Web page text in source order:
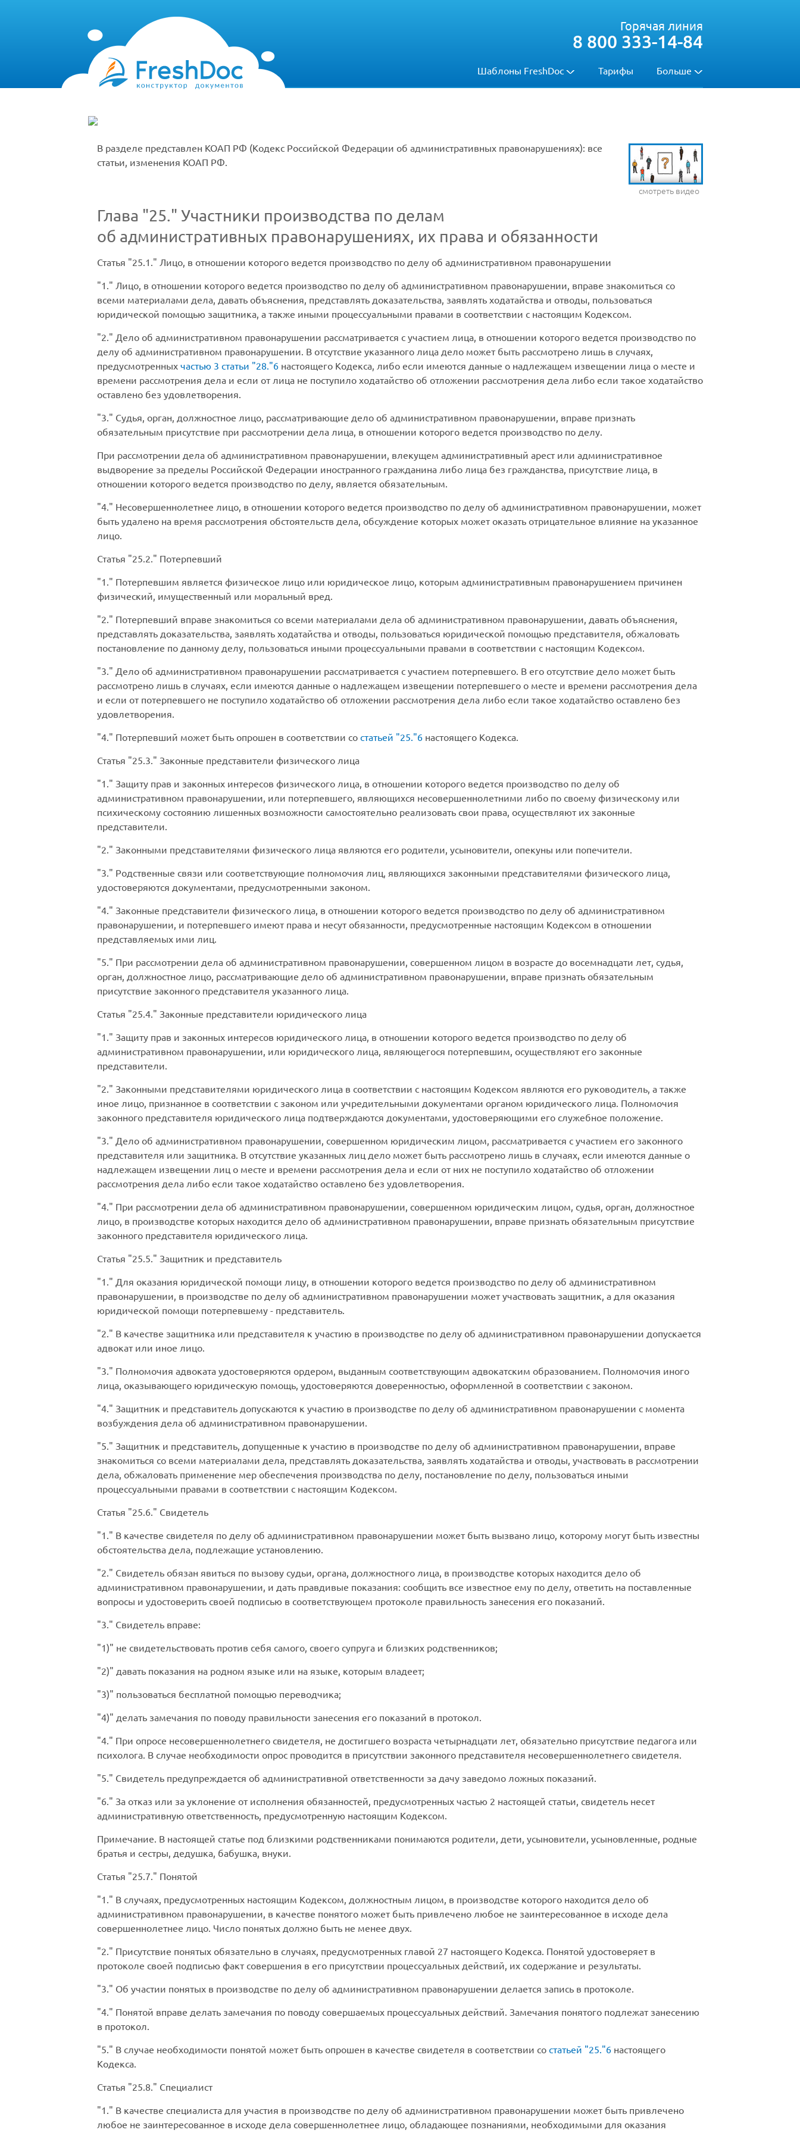
Шаблоны FreshDoc Тарифы Больше
Горячая линия
8 800 333-14-84
смотреть видео
В разделе представлен КОАП РФ (Кодекс Российской Федерации об административных правонарушениях): все
статьи, изменения КОАП РФ.
Глава 25. Участники производства по делам
об административных правонарушениях, их права и обязанности
Статья 25.1.
Лицо, в отношении которого ведется производство по делу об административном правонарушении
1.
Лицо, в отношении которого ведется производство по делу об административном правонарушении, вправе знакомиться со
всеми материалами дела, давать объяснения, представлять доказательства, заявлять ходатайства и отводы, пользоваться
юридической помощью защитника, а также иными процессуальными правами в соответствии с настоящим Кодексом.
2.
Дело об административном правонарушении рассматривается с участием лица, в отношении которого ведется производство по
делу об административном правонарушении. В отсутствие указанного лица дело может быть рассмотрено лишь в случаях,
предусмотренных частью 3 статьи 28. 6 настоящего Кодекса, либо если имеются данные о надлежащем извещении лица о месте и
времени рассмотрения дела и если от лица не поступило ходатайство об отложении рассмотрения дела либо если такое ходатайство
оставлено без удовлетворения.
3.
Судья, орган, должностное лицо, рассматривающие дело об административном правонарушении, вправе признать
обязательным присутствие при рассмотрении дела лица, в отношении которого ведется производство по делу.
При рассмотрении дела об административном правонарушении, влекущем административный арест или административное
выдворение за пределы Российской Федерации иностранного гражданина либо лица без гражданства, присутствие лица, в
отношении которого ведется производство по делу, является обязательным.
4.
Несовершеннолетнее лицо, в отношении которого ведется производство по делу об административном правонарушении, может
быть удалено на время рассмотрения обстоятельств дела, обсуждение которых может оказать отрицательное влияние на указанное
лицо.
Статья
25.2.
Потерпевший
1.
Потерпевшим является физическое лицо или юридическое лицо, которым административным правонарушением причинен
физический, имущественный или моральный вред.
2.
Потерпевший вправе знакомиться со всеми материалами дела об административном правонарушении, давать объяснения,
представлять доказательства, заявлять ходатайства и отводы, пользоваться юридической помощью представителя, обжаловать
постановление по данному делу, пользоваться иными процессуальными правами в соответствии с настоящим Кодексом.
3.
Дело об административном правонарушении рассматривается с участием потерпевшего. В его отсутствие дело может быть
рассмотрено лишь в случаях, если имеются данные о надлежащем извещении потерпевшего о месте и времени рассмотрения дела
и если от потерпевшего не поступило ходатайство об отложении рассмотрения дела либо если такое ходатайство оставлено без
удовлетворения.
4.
Потерпевший может быть опрошен в соответствии со статьей 25. 6 настоящего Кодекса.
Статья
25.3. Законные представители физического лица
1. Защиту прав и законных интересов физического лица, в отношении которого ведется производство по делу об
административном правонарушении, или потерпевшего, являющихся несовершеннолетними либо по своему физическому или
психическому состоянию лишенных возможности самостоятельно реализовать свои права, осуществляют их законные
представители.
2. Законными представителями физического лица являются его родители, усыновители, опекуны или попечители.
3.
Родственные связи или соответствующие полномочия лиц, являющихся законными представителями физического лица,
удостоверяются документами, предусмотренными законом.
4. Законные представители физического лица, в отношении которого ведется производство по делу об административном
правонарушении, и потерпевшего имеют права и несут обязанности, предусмотренные настоящим Кодексом в отношении
представляемых ими лиц.
5.
При рассмотрении дела об административном правонарушении, совершенном лицом в возрасте до восемнадцати лет, судья,
орган, должностное лицо, рассматривающие дело об административном правонарушении, вправе признать обязательным
присутствие законного представителя указанного лица.
Статья
25.4. Законные представители юридического лица
1. Защиту прав и законных интересов юридического лица, в отношении которого ведется производство по делу об
административном правонарушении, или юридического лица, являющегося потерпевшим, осуществляют его законные
представители.
2. Законными представителями юридического лица в соответствии с настоящим Кодексом являются его руководитель, а также
иное лицо, признанное в соответствии с законом или учредительными документами органом юридического лица. Полномочия
законного представителя юридического лица подтверждаются документами, удостоверяющими его служебное положение.
3.
Дело об административном правонарушении, совершенном юридическим лицом, рассматривается с участием его законного
представителя или защитника. В отсутствие указанных лиц дело может быть рассмотрено лишь в случаях, если имеются данные о
надлежащем извещении лиц о месте и времени рассмотрения дела и если от них не поступило ходатайство об отложении
рассмотрения дела либо если такое ходатайство оставлено без удовлетворения.
4.
При рассмотрении дела об административном правонарушении, совершенном юридическим лицом, судья, орган, должностное
лицо, в производстве которых находится дело об административном правонарушении, вправе признать обязательным присутствие
законного представителя юридического лица.
Статья
25.5. Защитник и представитель
1.
Для оказания юридической помощи лицу, в отношении которого ведется производство по делу об административном
правонарушении, в производстве по делу об административном правонарушении может участвовать защитник, а для оказания
юридической помощи потерпевшему - представитель.
2.
В качестве защитника или представителя к участию в производстве по делу об административном правонарушении допускается
адвокат или иное лицо.
3.
Полномочия адвоката удостоверяются ордером, выданным соответствующим адвокатским образованием. Полномочия иного
лица, оказывающего юридическую помощь, удостоверяются доверенностью, оформленной в соответствии с законом.
4. Защитник и представитель допускаются к участию в производстве по делу об административном правонарушении с момента
возбуждения дела об административном правонарушении.
5. Защитник и представитель, допущенные к участию в производстве по делу об административном правонарушении, вправе
знакомиться со всеми материалами дела, представлять доказательства, заявлять ходатайства и отводы, участвовать в рассмотрении
дела, обжаловать применение мер обеспечения производства по делу, постановление по делу, пользоваться иными
процессуальными правами в соответствии с настоящим Кодексом.
Статья
25.6.
Свидетель
1.
В качестве свидетеля по делу об административном правонарушении может быть вызвано лицо, которому могут быть известны
обстоятельства дела, подлежащие установлению.
2.
Свидетель обязан явиться по вызову судьи, органа, должностного лица, в производстве которых находится дело об
административном правонарушении, и дать правдивые показания: сообщить все известное ему по делу, ответить на поставленные
вопросы и удостоверить своей подписью в соответствующем протоколе правильность занесения его показаний.
3.
Свидетель вправе:
1)
не свидетельствовать против себя самого, своего супруга и близких родственников;
2)
давать показания на родном языке или на языке, которым владеет;
3)
пользоваться бесплатной помощью переводчика;
4)
делать замечания по поводу правильности занесения его показаний в протокол.
4.
При опросе несовершеннолетнего свидетеля, не достигшего возраста четырнадцати лет, обязательно присутствие педагога или
психолога. В случае необходимости опрос проводится в присутствии законного представителя несовершеннолетнего свидетеля.
5.
Свидетель предупреждается об административной ответственности за дачу заведомо ложных показаний.
6. За отказ или за уклонение от исполнения обязанностей, предусмотренных частью 2 настоящей статьи, свидетель несет
административную ответственность, предусмотренную настоящим Кодексом.
Примечание. В настоящей статье под близкими родственниками понимаются родители, дети, усыновители, усыновленные, родные
братья и сестры, дедушка, бабушка, внуки.
Статья
25.7.
Понятой
1.
В случаях, предусмотренных настоящим Кодексом, должностным лицом, в производстве которого находится дело об
административном правонарушении, в качестве понятого может быть привлечено любое не заинтересованное в исходе дела
совершеннолетнее лицо. Число понятых должно быть не менее двух.
2.
Присутствие понятых обязательно в случаях, предусмотренных главой 27 настоящего Кодекса. Понятой удостоверяет в
протоколе своей подписью факт совершения в его присутствии процессуальных действий, их содержание и результаты.
3.
Об участии понятых в производстве по делу об административном правонарушении делается запись в протоколе.
4.
Понятой вправе делать замечания по поводу совершаемых процессуальных действий. Замечания понятого подлежат занесению
в протокол.
5.
В случае необходимости понятой может быть опрошен в качестве свидетеля в соответствии со статьей 25. 6 настоящего
Кодекса.
Статья
25.8.
Специалист
1.
В качестве специалиста для участия в производстве по делу об административном правонарушении может быть привлечено
любое не заинтересованное в исходе дела совершеннолетнее лицо, обладающее познаниями, необходимыми для оказания